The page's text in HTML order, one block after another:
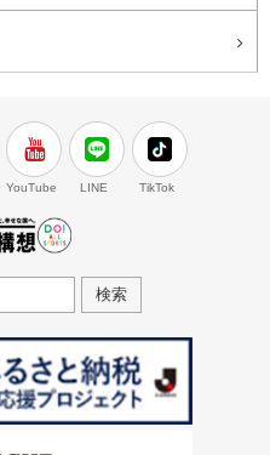
YouTube LINE TikTok
検索